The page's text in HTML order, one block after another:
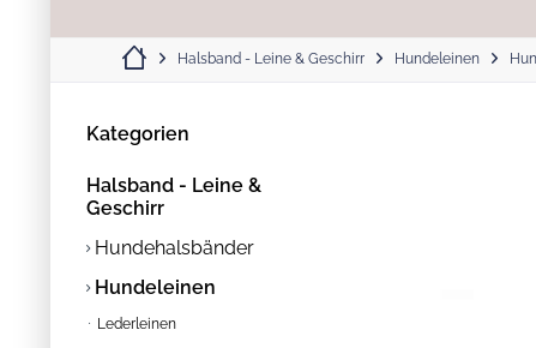
Halsband - Leine & Geschirr Hundeleinen
Kategorien
Halsband - Leine &
Geschirr
Hundehalsbänder
Hundeleinen
Lederleinen